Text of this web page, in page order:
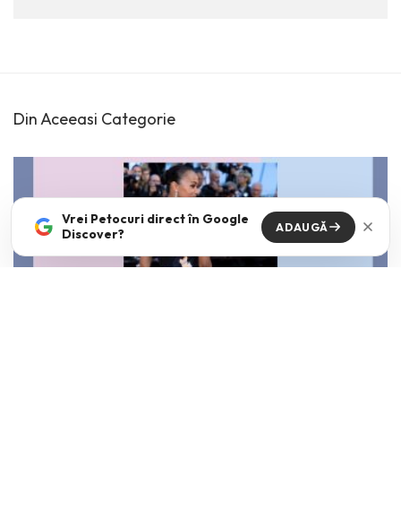
Din Aceeasi Categorie
Vrei Petocuri direct în Google
Discover?
ADAUGĂ